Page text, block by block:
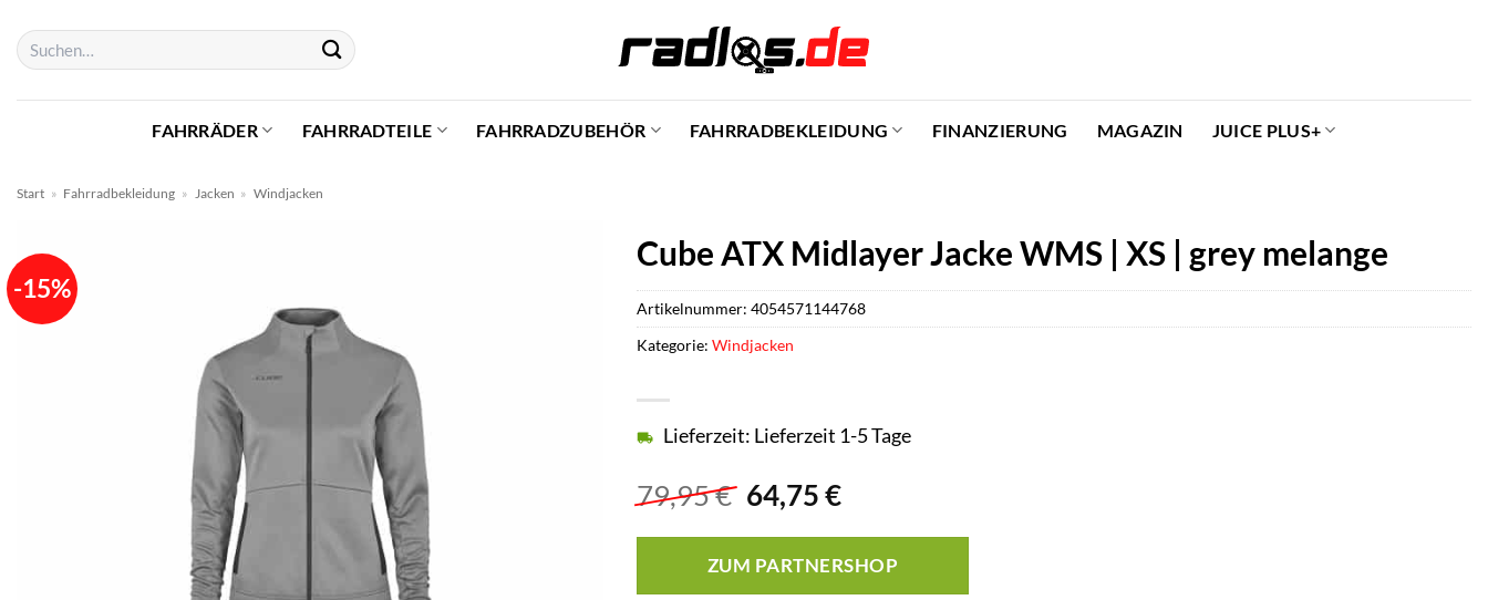
Inhalt
springen
Suchen
nach:
FAHRRÄDER FAHRRADTEILE FAHRRADZUBEHÖR FAHRRADBEKLEIDUNG FINANZIERUNG MAGAZIN JUICE PLUS+
Start » Fahrradbekleidung » Jacken » Windjacken
-15%
Cube ATX Midlayer Jacke WMS | XS | grey melange
79,95€ Ursprünglicher
Preis
war:
79,95 €
64,75€Aktueller
ist:
64,75 €.
Lieferzeit: Lieferzeit 1-5 Tage
ZUM PARTNERSHOP
Artikelnummer: 4054571144768
Kategorie: Windjacken